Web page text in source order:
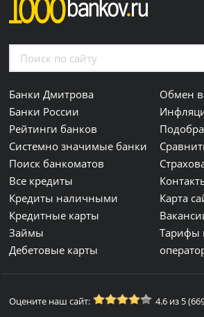
Банки Дмитрова
Банки России
Рейтинги банков
Системно значимые банки
Поиск банкоматов
Все кредиты
Кредиты наличными
Кредитные карты
Займы
Дебетовые карты
Обмен
Карта
Тарифы
Оцените наш сайт: 4.6 из 5